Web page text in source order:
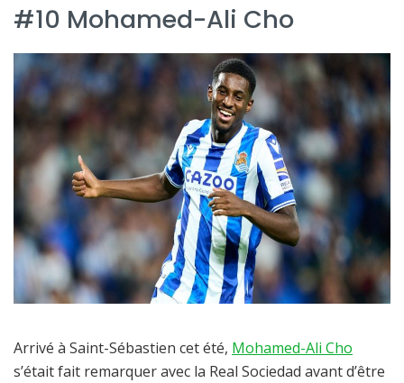
#10 Mohamed-Ali Cho
Arrivé à Saint-Sébastien cet été, Mohamed-Ali Cho
s’était fait remarquer avec la Real Sociedad avant d’être